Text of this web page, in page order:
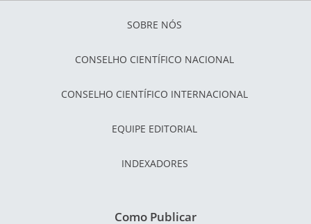
SOBRE NÓS
CONSELHO CIENTÍFICO NACIONAL
CONSELHO CIENTÍFICO INTERNACIONAL
EQUIPE EDITORIAL
INDEXADORES
Como Publicar